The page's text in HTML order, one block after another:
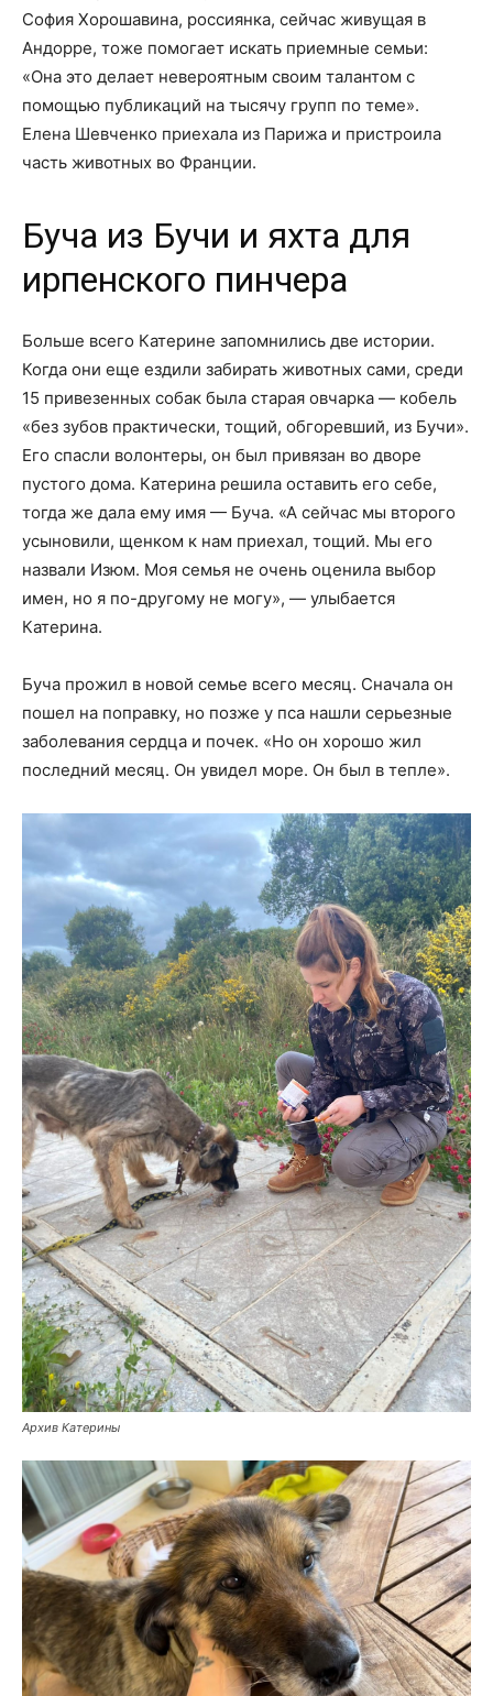
София Хорошавина, россиянка, сейчас живущая в
Андорре, тоже помогает искать приемные семьи:
«Она это делает невероятным своим талантом с
помощью публикаций на тысячу групп по теме».
Елена Шевченко приехала из Парижа и пристроила
часть животных во Франции.
Буча из Бучи и яхта для
ирпенского пинчера
Больше всего Катерине запомнились две истории.
Когда они еще ездили забирать животных сами, среди
15 привезенных собак была старая овчарка — кобель
«без зубов практически, тощий, обгоревший, из Бучи».
Его спасли волонтеры, он был привязан во дворе
пустого дома. Катерина решила оставить его себе,
тогда же дала ему имя — Буча. «А сейчас мы второго
усыновили, щенком к нам приехал, тощий. Мы его
назвали Изюм. Моя семья не очень оценила выбор
имен, но я по-другому не могу», — улыбается
Катерина.
Буча прожил в новой семье всего месяц. Сначала он
пошел на поправку, но позже у пса нашли серьезные
заболевания сердца и почек. «Но он хорошо жил
последний месяц. Он увидел море. Он был в тепле».
Архив Катерины